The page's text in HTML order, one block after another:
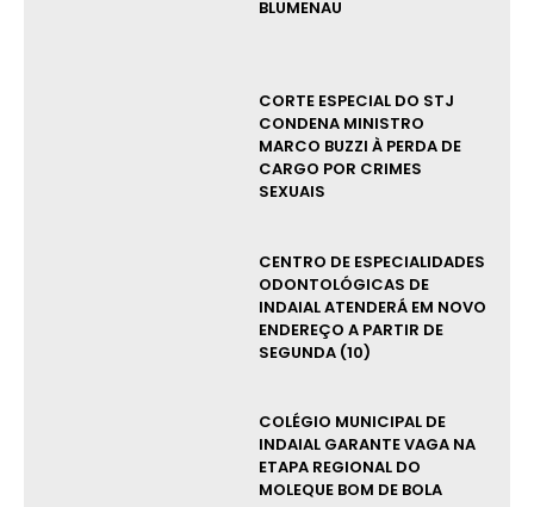
BLUMENAU
CORTE ESPECIAL DO STJ
CONDENA MINISTRO
MARCO BUZZI À PERDA DE
CARGO POR CRIMES
SEXUAIS
CENTRO DE ESPECIALIDADES
ODONTOLÓGICAS DE
INDAIAL ATENDERÁ EM NOVO
ENDEREÇO A PARTIR DE
SEGUNDA (10)
COLÉGIO MUNICIPAL DE
INDAIAL GARANTE VAGA NA
ETAPA REGIONAL DO
MOLEQUE BOM DE BOLA